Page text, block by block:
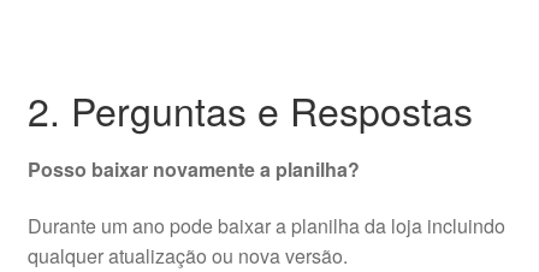
2. Perguntas e Respostas
Posso baixar novamente a planilha?
Durante um ano pode baixar a planilha da loja incluindo
qualquer atualização ou nova versão.